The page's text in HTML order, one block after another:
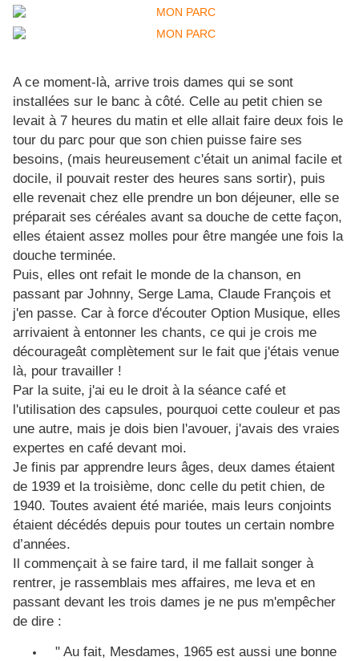
A ce moment-là, arrive trois dames qui se sont
installées sur le banc à côté. Celle au petit chien se
levait à 7 heures du matin et elle allait faire deux fois le
tour du parc pour que son chien puisse faire ses
besoins, (mais heureusement c'était un animal facile et
docile, il pouvait rester des heures sans sortir), puis
elle revenait chez elle prendre un bon déjeuner, elle se
préparait ses céréales avant sa douche de cette façon,
elles étaient assez molles pour être mangée une fois la
douche terminée.
Puis, elles ont refait le monde de la chanson, en
passant par Johnny, Serge Lama, Claude François et
j'en passe. Car à force d'écouter Option Musique, elles
arrivaient à entonner les chants, ce qui je crois me
décourageât complètement sur le fait que j'étais venue
là, pour travailler !
Par la suite, j'ai eu le droit à la séance café et
l'utilisation des capsules, pourquoi cette couleur et pas
une autre, mais je dois bien l'avouer, j'avais des vraies
expertes en café devant moi.
Je finis par apprendre leurs âges, deux dames étaient
de 1939 et la troisième, donc celle du petit chien, de
1940. Toutes avaient été mariée, mais leurs conjoints
étaient décédés depuis pour toutes un certain nombre
d’années.
Il commençait à se faire tard, il me fallait songer à
rentrer, je rassemblais mes affaires, me leva et en
passant devant les trois dames je ne pus m'empêcher
de dire :
" Au fait, Mesdames, 1965 est aussi une bonne